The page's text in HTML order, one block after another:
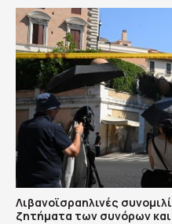
Λιβανοϊσραηλινές
ζητήματα των συνόρων και